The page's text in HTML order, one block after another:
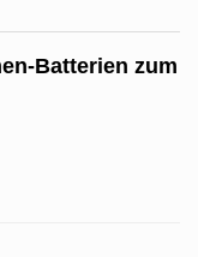
Batterien zum